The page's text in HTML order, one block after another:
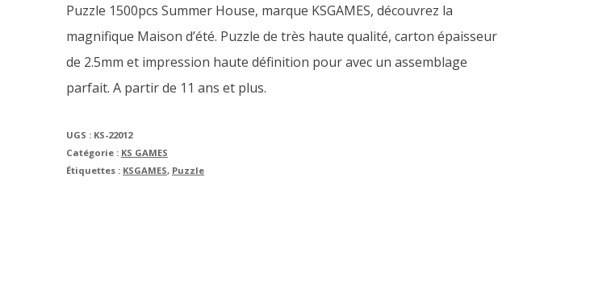
Puzzle 1500pcs Summer House, marque KSGAMES, découvrez la
magnifique Maison d’été. Puzzle de très haute qualité, carton épaisseur
de 2.5mm et impression haute définition pour avec un assemblage
parfait. A partir de 11 ans et plus.
UGS : KS-22012
Catégorie : KS GAMES
Étiquettes : KSGAMES, Puzzle